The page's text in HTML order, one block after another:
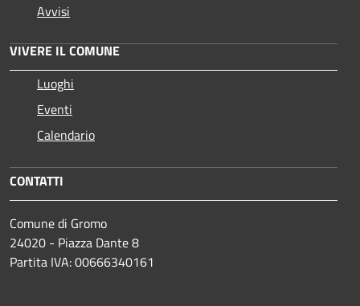
Avvisi
VIVERE IL COMUNE
Luoghi
Eventi
Calendario
CONTATTI
Comune di Gromo
24020 - Piazza Dante 8
Partita IVA: 00666340161